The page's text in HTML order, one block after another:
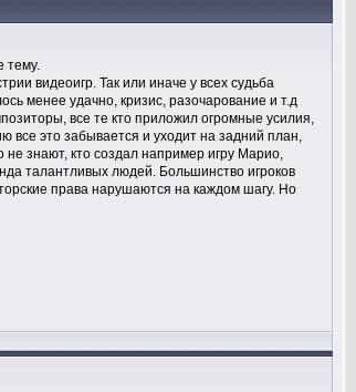
тему.
видеоигр. Так или иначе у всех судьба
менее удачно, кризис, разочарование и т.д
все те кто приложил огромные усилия,
все это забывается и уходит на задний план,
знают, кто создал например игру Марио,
талантливых людей. Большинство игроков
права нарушаются на каждом шагу. Но